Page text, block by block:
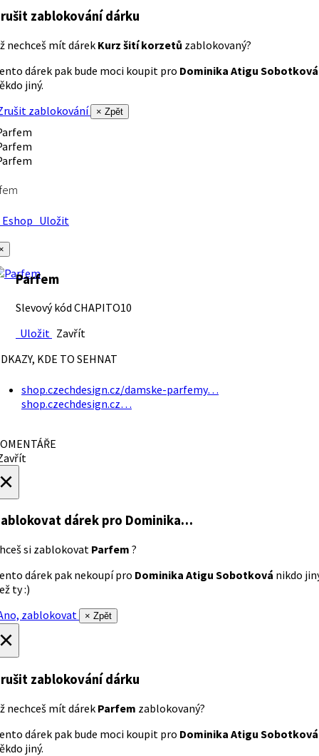
zablokování dárku
nechceš mít dárek Kurz šití korzetů zablokovaný?
dárek pak bude moci koupit pro Dominika Atigu Sobotková
jiný.
zablokování
× Zpět
Uložit
Parfem
Slevový kód CHAPITO10
Uložit Zavřít
KDE TO SEHNAT
shop.czechdesign.cz/damske-parfemy…
shop.czechdesign.cz…
dárek pro Dominika…
si zablokovat Parfem ?
dárek pak nekoupí pro Dominika Atigu Sobotková nikdo
ty :)
zablokovat
× Zpět
zablokování dárku
nechceš mít dárek Parfem zablokovaný?
dárek pak bude moci koupit pro Dominika Atigu Sobotková
jiný.